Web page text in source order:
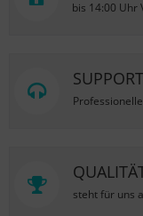
bis 14:00 Uhr
SUPPORT
steht für uns